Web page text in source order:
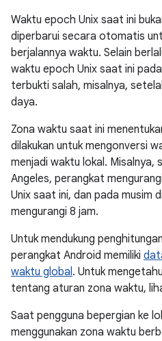
Waktu epoch Unix saat ini
diperbarui secara otomatis
berjalannya waktu. Selain
waktu epoch Unix saat ini
terbukti salah, misalnya,
daya.
Zona waktu saat ini
dilakukan untuk mengonversi
menjadi waktu lokal. Misalnya,
Angeles, perangkat
Unix saat ini, dan pada musim
mengurangi 8 jam.
Untuk mendukung
perangkat Android memiliki
waktu global. Untuk
tentang aturan zona waktu,
Saat pengguna bepergian ke
menggunakan zona waktu